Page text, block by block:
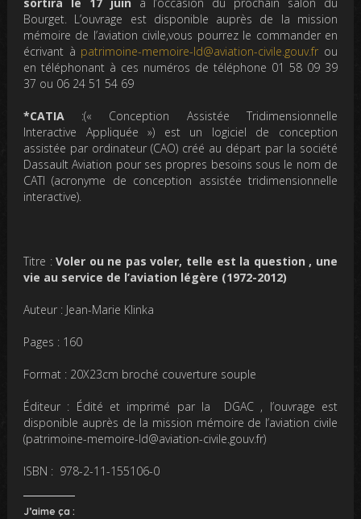
Bourget. L’ouvrage est disponible auprès de la mission
mémoire de l’aviation civile,vous pourrez le commander en
écrivant à patrimoine-memoire-ld@aviation-civile.gouv.fr ou
en téléphonant à ces numéros de téléphone 01 58 09 39
37 ou 06 24 51 54 69
*CATIA :(« Conception Assistée Tridimensionnelle
Interactive Appliquée ») est un logiciel de conception
assistée par ordinateur (CAO) créé au départ par la société
Dassault Aviation pour ses propres besoins sous le nom de
CATI (acronyme de conception assistée tridimensionnelle
interactive).
Titre :Voler ou ne pas voler, telle est la question , une
vie au service de l’aviation légère (1972-2012)
Auteur : Jean-Marie Klinka
Pages : 160
Format : 20X23cm broché couverture souple
Éditeur : Édité et imprimé par la DGAC , l’ouvrage est
disponible auprès de la mission mémoire de l’aviation civile
(patrimoine-memoire-ld@aviation-civile.gouv.fr)
ISBN : 978-2-11-155106-0
J’aime ça :